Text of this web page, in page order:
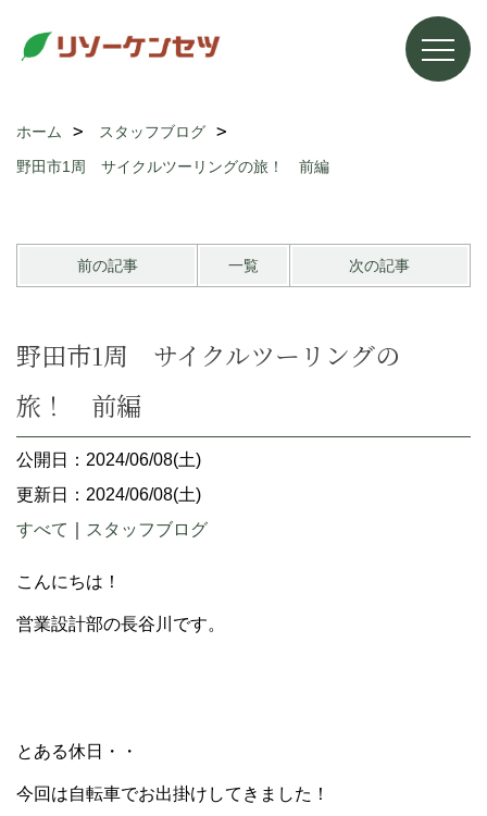
ホーム
スタッフブログ
野田市1周 サイクルツーリングの旅！ 前編
前の記事 一覧 次の記事
野田市1周 サイクルツーリングの
旅！ 前編
公開日：2024/06/08(土)
更新日：2024/06/08(土)
すべて
スタッフブログ
こんにちは！
営業設計部の長谷川です。
とある休日・・
今回は自転車でお出掛けしてきました！